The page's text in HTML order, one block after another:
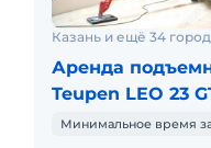
Казань и ещё 34
Аренда
Teupen LEO 23
Минимальное время